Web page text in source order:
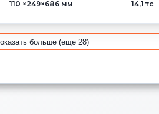
110 ×249×686 мм 14,1 тс
больше (еще 28)